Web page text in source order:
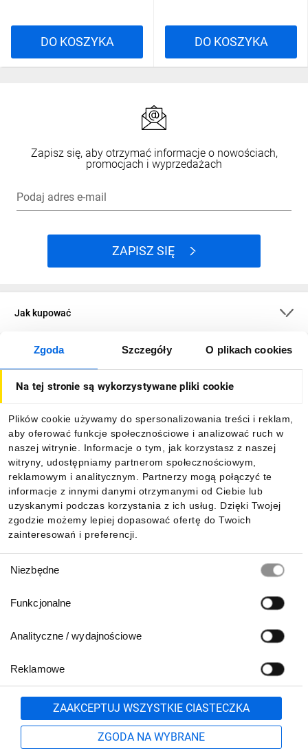
Zgoda Szczegóły O plikach cookies
Na tej stronie są wykorzystywane pliki cookie
Plików cookie używamy do spersonalizowania treści i reklam,
aby oferować funkcje społecznościowe i analizować ruch w
naszej witrynie. Informacje o tym, jak korzystasz z naszej
witryny, udostępniamy partnerom społecznościowym,
reklamowym i analitycznym. Partnerzy mogą połączyć te
informacje z innymi danymi otrzymanymi od Ciebie lub
uzyskanymi podczas korzystania z ich usług. Dzięki Twojej
zgodzie możemy lepiej dopasować ofertę do Twoich
zainteresowań i preferencji.
zgody
Niezbędne
Funkcjonalne
Analityczne / wydajnościowe
Reklamowe
ZAAKCEPTUJ WSZYSTKIE CIASTECZKA
ZGODA NA WYBRANE
DO KOSZYKA DO KOSZYKA
Zapisz się, aby otrzymać informacje o nowościach,
promocjach i wyprzedażach
Podaj adres e-mail
ZAPISZ SIĘ
Jak kupować
O firmie
Informacje
Pobierz naszą aplikację mobilną:
801 500 700 lub
71 37 61 600
Formularz kontaktowy